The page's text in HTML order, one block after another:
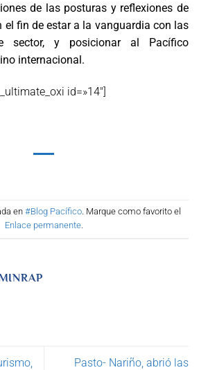
de las posturas y reflexiones de
el fin de estar a la vanguardia con las
sector, y posicionar al Pacífico
internacional.
id=»14″]
en #Blog Pacífico. Marque como favorito el
Enlace permanente.
Pasto- Nariño, abrió las